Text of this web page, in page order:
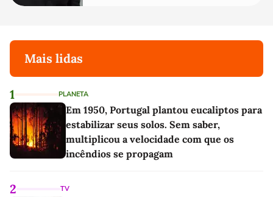
Mais lidas
1 PLANETA
Em 1950, Portugal plantou eucaliptos para
estabilizar seus solos. Sem saber,
multiplicou a velocidade com que os
incêndios se propagam
2 TV